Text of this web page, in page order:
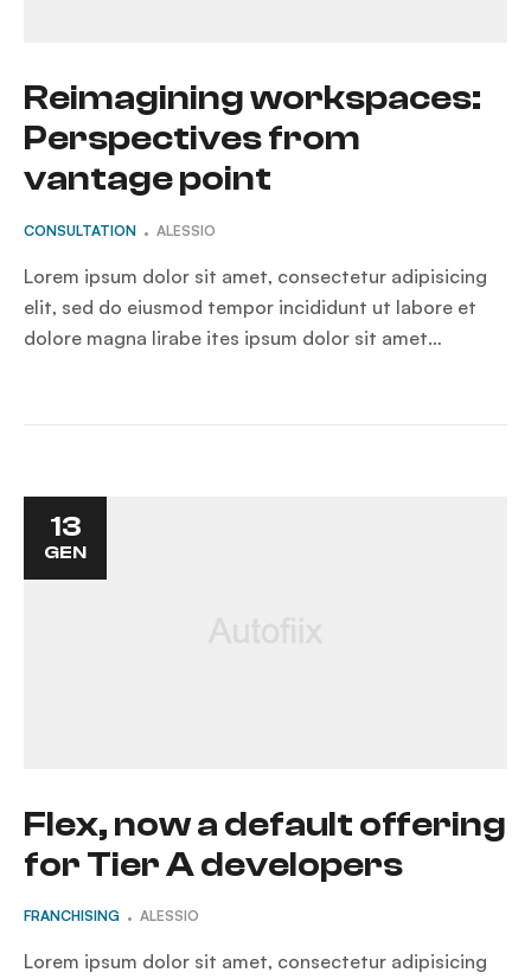
Reimagining workspaces:
Perspectives from
vantage point
CONSULTATION ALESSIO
Lorem ipsum dolor sit amet, consectetur adipisicing
elit, sed do eiusmod tempor incididunt ut labore et
dolore magna lirabe ites ipsum dolor sit amet…
13
GEN
Flex, now a default offering
for Tier A developers
FRANCHISING ALESSIO
Lorem ipsum dolor sit amet, consectetur adipisicing